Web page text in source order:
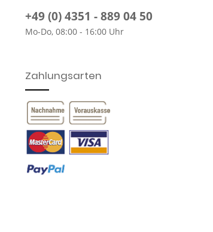
+49 (0) 4351 - 889 04 50
Mo-Do, 08:00 - 16:00 Uhr
Zahlungsarten